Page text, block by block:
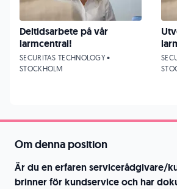
Om denna position
Är du en erfaren servicerådgivare/
brinner för kundservice och har
Deltidsarbete på vår
larmcentral!
SECURITAS TECHNOLOGY •
STOCKHOLM